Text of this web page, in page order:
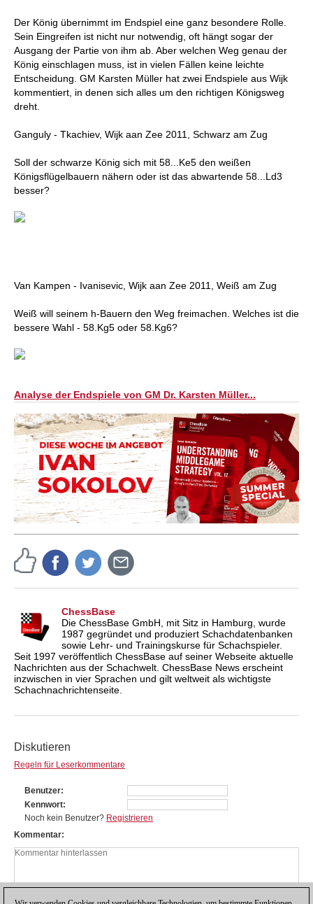
Der König übernimmt im Endspiel eine ganz besondere Rolle.
Sein Eingreifen ist nicht nur notwendig, oft hängt sogar der
Ausgang der Partie von ihm ab. Aber welchen Weg genau der
König einschlagen muss, ist in vielen Fällen keine leichte
Entscheidung. GM Karsten Müller hat zwei Endspiele aus Wijk
kommentiert, in denen sich alles um den richtigen Königsweg
dreht.
Ganguly - Tkachiev, Wijk aan Zee 2011, Schwarz am Zug
Soll der schwarze König sich mit 58...Ke5 den weißen
Königsflügelbauern nähern oder ist das abwartende 58...Ld3
besser?
Van Kampen - Ivanisevic, Wijk aan Zee 2011, Weiß am Zug
Weiß will seinem h-Bauern den Weg freimachen. Welches ist die
bessere Wahl - 58.Kg5 oder 58.Kg6?
Analyse der Endspiele von GM Dr. Karsten Müller...
ChessBase
Die ChessBase GmbH, mit Sitz in Hamburg, wurde
1987 gegründet und produziert Schachdatenbanken
sowie Lehr- und Trainingskurse für Schachspieler.
Seit 1997 veröffentlich ChessBase auf seiner Webseite aktuelle
Nachrichten aus der Schachwelt. ChessBase News erscheint
inzwischen in vier Sprachen und gilt weltweit als wichtigste
Schachnachrichtenseite.
Diskutieren
Regeln für Leserkommentare
Benutzer
Kennwort
Noch kein Benutzer? Registrieren
Kommentar